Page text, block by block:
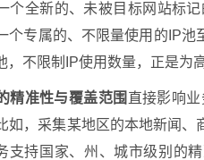
个全新的、未被目标网站标
个专属的、不限量使用的IP池
，不限制IP使用数量，正是为
精准性与覆盖范围 直接影响
如，采集某地区的本地新闻
支持国家、州、城市级别的